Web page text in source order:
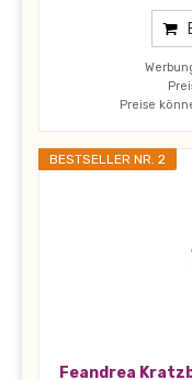
Preise
BESTSELLER NR. 2
Feandrea